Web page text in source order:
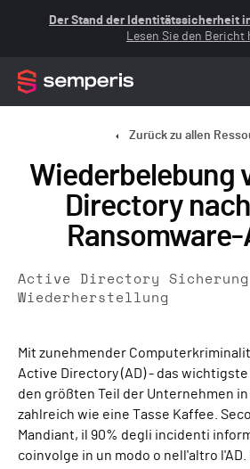
Der Stand der Identitätssicherheit
Lesen Sie den Bericht
Zurück zu allen
Wiederbelebung
Directory
Active Directory Sicherung
Wiederherstellung
Mit zunehmender
Active Directory (AD) - das
den größten Teil der Unternehmen in
zahlreich wie eine Tasse Kaffee.
Mandiant, il 90% degli incidenti
coinvolge in un modo o nell'altro